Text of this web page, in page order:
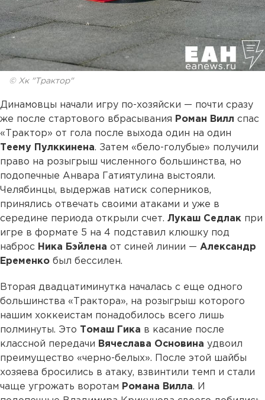
© Хк "Трактор"
Динамовцы начали игру по-хозяйски — почти сразу
же после стартового вбрасывания Роман Вилл спас
«Трактор» от гола после выхода один на один
Теему Пулккинена. Затем «бело-голубые» получили
право на розыгрыш численного большинства, но
подопечные Анвара Гатиятулина выстояли.
Челябинцы, выдержав натиск соперников,
принялись отвечать своими атаками и уже в
середине периода открыли счет. Лукаш Седлак при
игре в формате 5 на 4 подставил клюшку под
наброс Ника Бэйлена от синей линии — Александр
Еременко был бессилен.
Вторая двадцатиминутка началась с еще одного
большинства «Трактора», на розыгрыш которого
нашим хоккеистам понадобилось всего лишь
полминуты. Это Томаш Гика в касание после
классной передачи Вячеслава Основина удвоил
преимущество «черно-белых». После этой шайбы
хозяева бросились в атаку, взвинтили темп и стали
чаще угрожать воротам Романа Вилла. И